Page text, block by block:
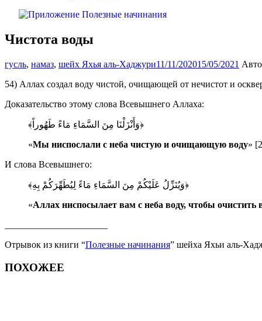
Чистота воды
гусль, намаз, шейх Яхья аль-Хаджури11/11/202015/05/2021
54) Аллах создал воду чистой, очищающей от нечистот и
Доказательство этому слова Всевышнего Аллаха:
﴿وَأَنْزَلْنَا مِنَ السَّمَاءِ مَاءً طَهُوراً﴾
«Мы ниспослали с неба чистую и очищающую воду»
И слова Всевышнего:
﴿وَيُنَزِّلُ عَلَيْكُمْ مِنَ السَّمَاءِ مَاءً لِيُطَهِّرَكُمْ بِهِ﴾
«Аллах ниспосылает вам с неба воду, чтобы очистить
Отрывок из книги “Полезные начинания” шейха Яхьи аль-
ПОХОЖЕЕ